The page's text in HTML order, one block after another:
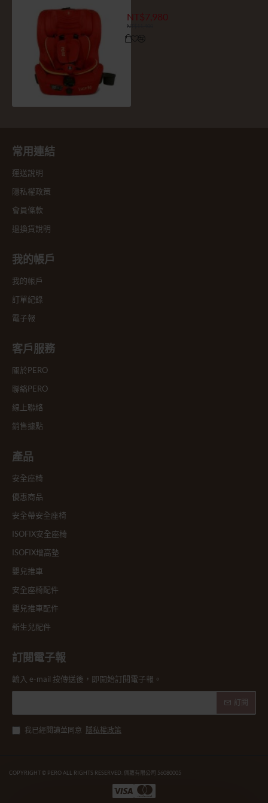
NT$7,980
NT$11,400
常用連結
運送說明
隱私權政策
會員條款
退換貨說明
我的帳戶
我的帳戶
訂單紀錄
電子報
客戶服務
關於PERO
聯絡PERO
線上聯絡
銷售據點
產品
安全座椅
優惠商品
安全帶安全座椅
ISOFIX安全座椅
ISOFIX增高墊
嬰兒推車
安全座椅配件
嬰兒推車配件
新生兒配件
訂閱電子報
輸入 e-mail 按傳送後，即開始訂閱電子報。
訂閱
我已經閱讀並同意 隱私權政策
COPYRIGHT © PERO ALL RIGHTS RESERVED. 佩蘿有限公司 56080005